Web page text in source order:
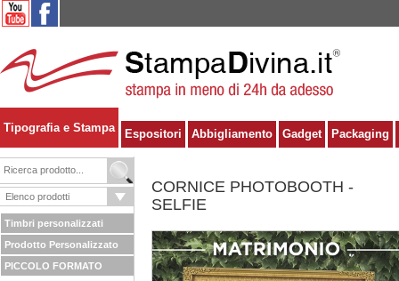
Tipografia e Stampa Espositori Abbigliamento Gadget Packaging
Timbri personalizzati
Prodotto Personalizzato
PICCOLO FORMATO
CORNICE PHOTOBOOTH -
SELFIE